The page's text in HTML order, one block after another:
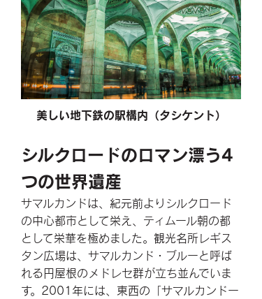
美しい地下鉄の駅構内（タシケント）
シルクロードのロマン漂う4
つの世界遺産
サマルカンドは、紀元前よりシルクロード
の中心都市として栄え、ティムール朝の都
として栄華を極めました。観光名所レギス
タン広場は、サマルカンド・ブルーと呼ば
れる円屋根のメドレセ群が立ち並んでいま
す。2001年には、東西の「サマルカンドー